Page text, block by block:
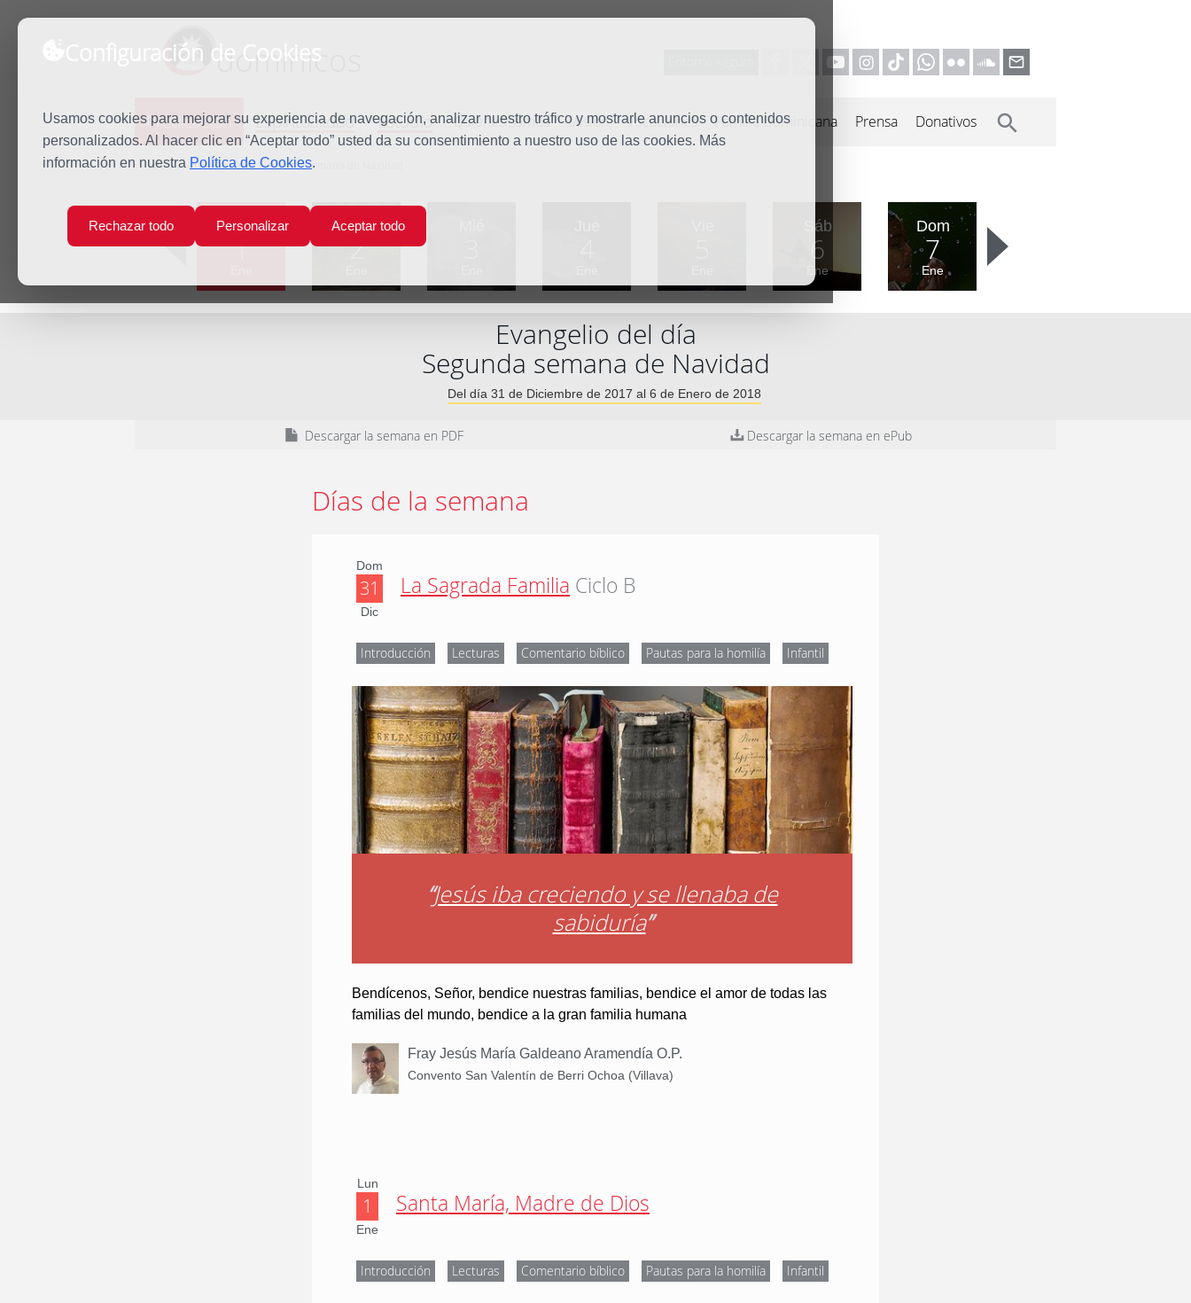
Configuración de Cookies
Usamos cookies para mejorar su experiencia de navegación, analizar nuestro tráfico y mostrarle anuncios o contenidos
personalizados. Al hacer clic en “Aceptar todo” usted da su consentimiento a nuestro uso de las cookies. Más
información en nuestra Política de Cookies.
Rechazar todo Personalizar Aceptar todo
dominicos
Predicación Espiritualidad Estudio Quiénes somos Misión Vocaciones Familia Dominicana Prensa Donativos
Inicio Predicación Segunda semana de Navidad
Lun
1
Mar
2
Sáb
6
Ene
Dom
7
Ene
Evangelio del día
Segunda semana de Navidad
Del día 31 de Diciembre de 2017 al 6 de Enero de 2018
Descargar la semana en PDF Descargar la semana en ePub
Días de la semana
Dom
31
Dic
La Sagrada Familia Ciclo B
Introducción Lecturas Comentario bíblico Pautas para la homilía Infantil
“Jesús iba creciendo y se llenaba de
sabiduría”
Bendícenos, Señor, bendice nuestras familias, bendice el amor de todas las
familias del mundo, bendice a la gran familia humana
Fray Jesús María Galdeano Aramendía O.P.
Convento San Valentín de Berri Ochoa (Villava)
Lun
1
Ene
Santa María, Madre de Dios
Introducción Lecturas Comentario bíblico Pautas para la homilía Infantil